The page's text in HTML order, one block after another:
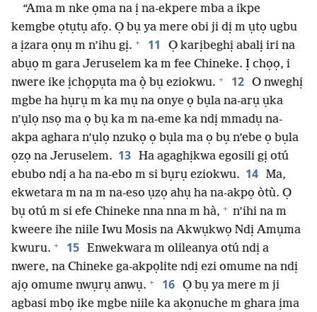
“Ama m nke ọma na ị na-ekpere mba a ikpe
kemgbe ọtụtụ afọ. Ọ bụ ya mere obi ji dị m ụtọ ugbu
a ịzara ọnụ m n’ihu gị. + 11
Ọ karịbeghị abalị iri na
abụọ m gara Jeruselem ka m fee Chineke. Ị chọọ, i
nwere ike ịchọpụta ma ọ̀ bụ eziokwu. + 12 O nweghị
mgbe ha hụrụ m ka mụ na onye ọ bụla na-arụ ụka
n’ụlọ nsọ ma ọ bụ ka m na-eme ka ndị mmadụ na-
akpa aghara n’ụlọ nzukọ ọ bụla ma ọ bụ n’ebe ọ bụla
ọzọ na Jeruselem. 13 Ha agaghịkwa egosili gị otú
ebubo ndị a ha na-ebo m si bụrụ eziokwu. 14 Ma,
ekwetara m na m na-eso ụzọ ahụ ha na-akpọ òtù. Ọ
bụ otú m si efe Chineke nna nna m hà, + n’ihi na m
kweere ihe niile Iwu Mosis na Akwụkwọ Ndị Amụma
kwuru. + 15 Enwekwara m olileanya otú ndị a
nwere, na Chineke ga-akpọlite ndị ezi omume na ndị
ajọ omume nwụrụ anwụ. + 16 Ọ bụ ya mere m ji
agbasi mbọ ike mgbe niile ka akọnuche m ghara ịma